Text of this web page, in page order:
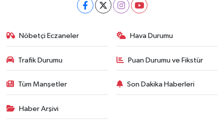
Nöbetçi Eczaneler Hava Durumu
Trafik Durumu Puan Durumu ve Fikstür
Tüm Manşetler Son Dakika Haberleri
Haber Arşivi